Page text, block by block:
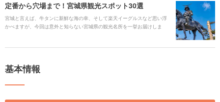
うってつけの地域です。また、農業・漁業・畜産業なども盛んで、絶品グ
ルメが満載なのも見どころだといえます。 この記事では宮城県を旅行する
にあたっての見どころや定番の観光スポット、絶品ご当地グルメや公共交
通機関の情報まで、宮城旅行の際に役立つ情報を厳選してご紹介していき
定番から穴場まで！宮城県観光スポット30選
宮城と言えば、牛タンに新鮮な海の幸、そして楽天イーグルスなど思い浮
かべますが、今回は意外と知らない宮城県の観光名所を一挙お届けしま
基本情報